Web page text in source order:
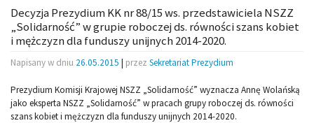
Decyzja Prezydium KK nr 88/15 ws. przedstawiciela NSZZ
„Solidarność” w grupie roboczej ds. równości szans kobiet
i mężczyzn dla funduszy unijnych 2014-2020.
Napisany w dniu 26.05.2015 | przez Sekretariat Prezydium
Prezydium Komisji Krajowej NSZZ „Solidarność” wyznacza Annę Wolańską
jako eksperta NSZZ „Solidarność” w pracach grupy roboczej ds. równości
szans kobiet i mężczyzn dla funduszy unijnych 2014-2020.